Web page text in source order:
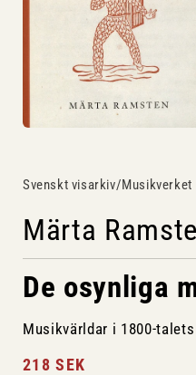
Svenskt visarkiv/Musikverket
Märta
De osynliga
Musikvärldar i 1800-
Ordinarie
218 SEK